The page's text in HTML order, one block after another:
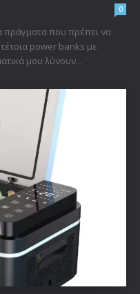
0
πράγματα που πρέπει να
power banks με
μου λύνουν...